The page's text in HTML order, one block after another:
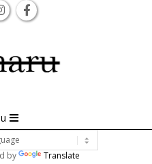
by
Translate